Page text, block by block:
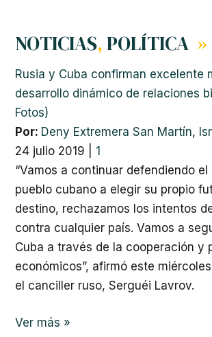
NOTICIAS,POLÍTICA »
Rusia y Cuba confirman excelente
desarrollo dinámico de relaciones
Fotos)
Por: Deny Extremera San Martín,
24 julio 2019
1
“Vamos a continuar defendiendo el
pueblo cubano a elegir su propio
destino, rechazamos los intentos
contra cualquier país. Vamos a
Cuba a través de la cooperación y
económicos”, afirmó este
el canciller ruso, Serguéi Lavrov.
Ver más »